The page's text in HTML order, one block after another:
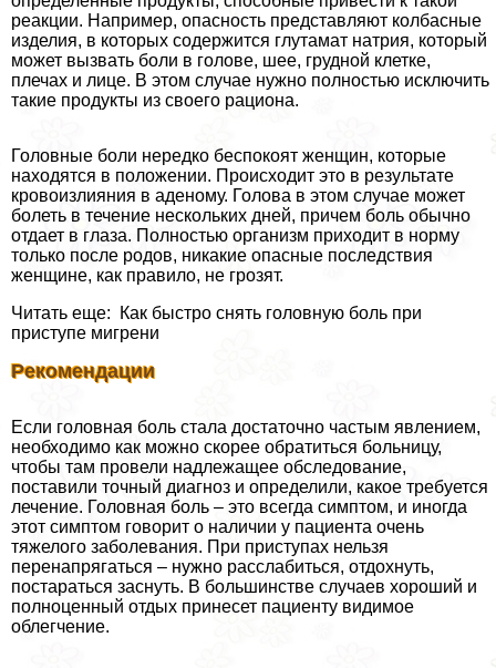
реакции. Например, опасность представляют колбасные
изделия, в которых содержится глутамат натрия, который
может вызвать боли в голове, шее, грудной клетке,
плечах и лице. В этом случае нужно полностью исключить
такие продукты из своего рациона.
Головные боли нередко беспокоят женщин, которые
находятся в положении. Происходит это в результате
кровоизлияния в аденому. Голова в этом случае может
болеть в течение нескольких дней, причем боль обычно
отдает в глаза. Полностью организм приходит в норму
только после родов, никакие опасные последствия
женщине, как правило, не грозят.
Читать еще: Как быстро снять головную боль при
приступе мигрени
Рекомендации
Если головная боль стала достаточно частым явлением,
необходимо как можно скорее обратиться больницу,
чтобы там провели надлежащее обследование,
поставили точный диагноз и определили, какое требуется
лечение. Головная боль – это всегда симптом, и иногда
этот симптом говорит о наличии у пациента очень
тяжелого заболевания. При приступах нельзя
перенапрягаться – нужно расслабиться, отдохнуть,
постараться заснуть. В большинстве случаев хороший и
полноценный отдых принесет пациенту видимое
облегчение.